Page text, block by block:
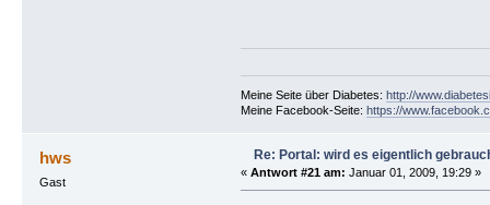
Meine Seite über Diabetes: http://
Meine Facebook-Seite: https://
hws
Gast
Re: Portal: wird es eigentlich
« Antwort #21 am: Januar 01, 2009, 19:29 »